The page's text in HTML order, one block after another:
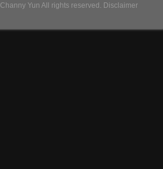
Channy Yun All rights reserved. Disclaimer